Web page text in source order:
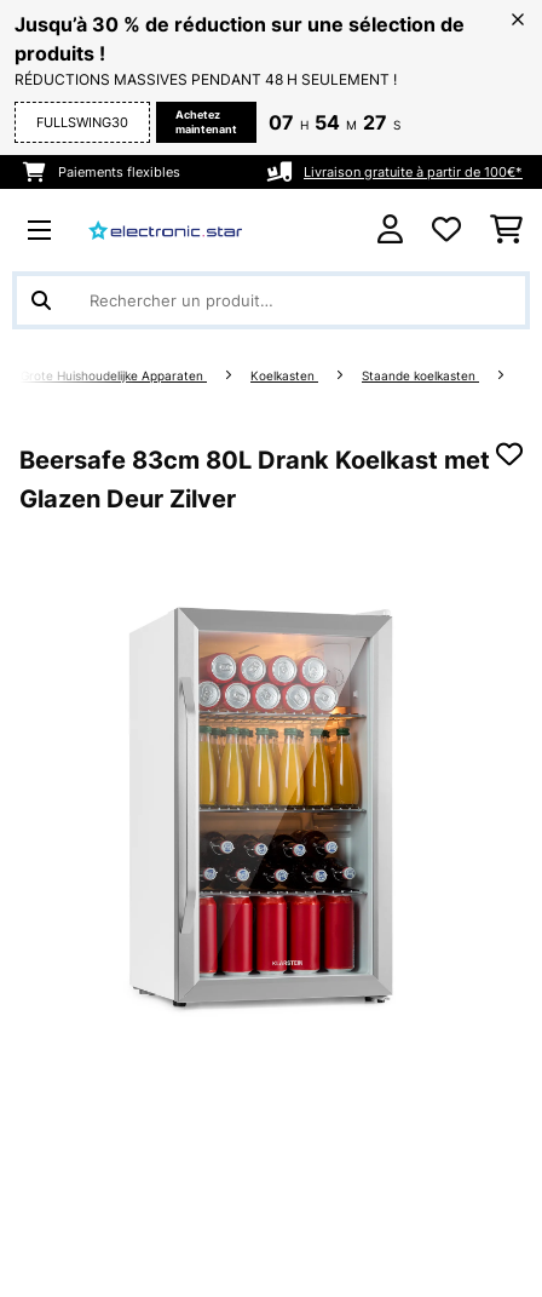
Jusqu’à 30 % de réduction sur une sélection de
produits !
RÉDUCTIONS MASSIVES PENDANT 48 H SEULEMENT !
FULLSWING30
Achetez
maintenant
07 H 54 M 26 S
Paiements flexibles Livraison gratuite à partir de 100€*
Grote Huishoudelijke Apparaten Koelkasten Staande koelkasten
Beersafe 83cm 80L Drank Koelkast met
Glazen Deur Zilver